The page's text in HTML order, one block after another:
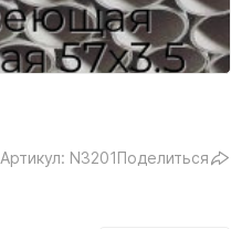
Артикул: N3201Поделиться